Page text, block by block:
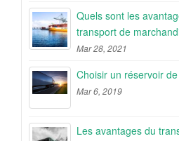
Quels sont les
transport de
Mar 28, 2021
Choisir un réservoir
Mar 6, 2019
Les avantages du